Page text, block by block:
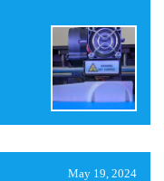
May 19, 2024